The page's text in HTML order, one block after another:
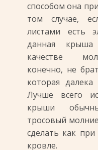
способом она
том случае,
листами есть
данная
качестве
конечно, не
которая
Лучше всего
крыши
тросовый
сделать как
кровле.